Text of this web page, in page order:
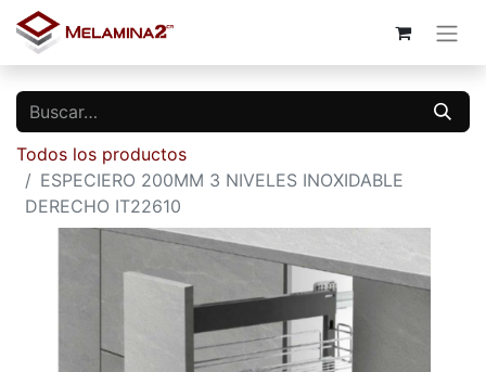
Todos los productos
ESPECIERO 200MM 3 NIVELES INOXIDABLE
DERECHO IT22610